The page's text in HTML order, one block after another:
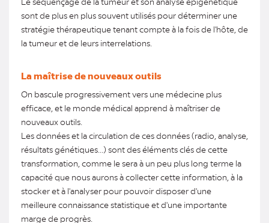
sont de plus en plus souvent utilisés pour déterminer une
stratégie thérapeutique tenant compte à la fois de l'hôte, de
la tumeur et de leurs interrelations.
La maîtrise de nouveaux outils
On bascule progressivement vers une médecine plus
efficace, et le monde médical apprend à maîtriser de
nouveaux outils.
Les données et la circulation de ces données (radio, analyse,
résultats génétiques...) sont des éléments clés de cette
transformation, comme le sera à un peu plus long terme la
capacité que nous aurons à collecter cette information, à la
stocker et à l'analyser pour pouvoir disposer d'une
meilleure connaissance statistique et d'une importante
marge de progrès.